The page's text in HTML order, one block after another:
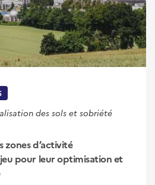
des sols et sobriété
zones d’activité
pour leur optimisation et